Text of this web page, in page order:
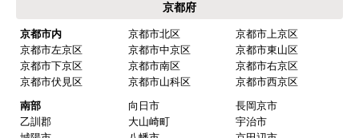
京都府
京都市内 京都市北区
京都市上京区
京都市左京区
京都市中京区
京都市東山区
京都市下京区
京都市南区
京都市右京区
京都市伏見区
京都市山科区
京都市西京区
南部
向日市
長岡京市
乙訓郡
大山崎町
宇治市